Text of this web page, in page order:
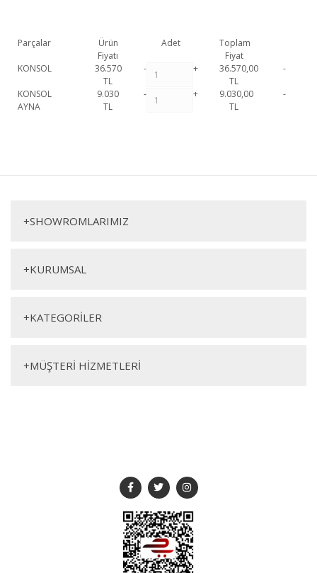
Parçalar
Ürün
Fiyatı
Adet
Toplam
Fiyat
KONSOL
36.570
TL
- +
36.570,00
TL
-
KONSOL
AYNA
9.030
TL
- +
9.030,00
TL
-
Estella Konsol
210,8cm
79Cm
46cm
+SHOWROMLARIMIZ
+KURUMSAL
+KATEGORİLER
+MÜŞTERİ HİZMETLERİ